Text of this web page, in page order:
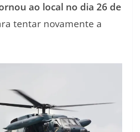
ao local no dia 26 de
tentar novamente a